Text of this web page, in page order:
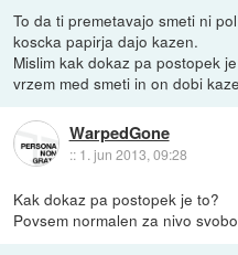
To da ti premetavajo smeti ni
koscka papirja dajo kazen.
Mislim kak dokaz pa postopek
vrzem med smeti in on dobi
WarpedGone
:: 1. jun 2013, 09:28
Kak dokaz pa postopek je to?
Povsem normalen za nivo